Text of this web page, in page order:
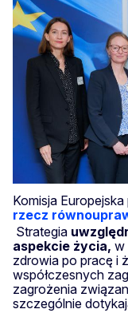
Komisja
rzecz
Strategia
aspekcie życia, w
zdrowia po pracę i
współczesnych
zagrożenia
szczególnie